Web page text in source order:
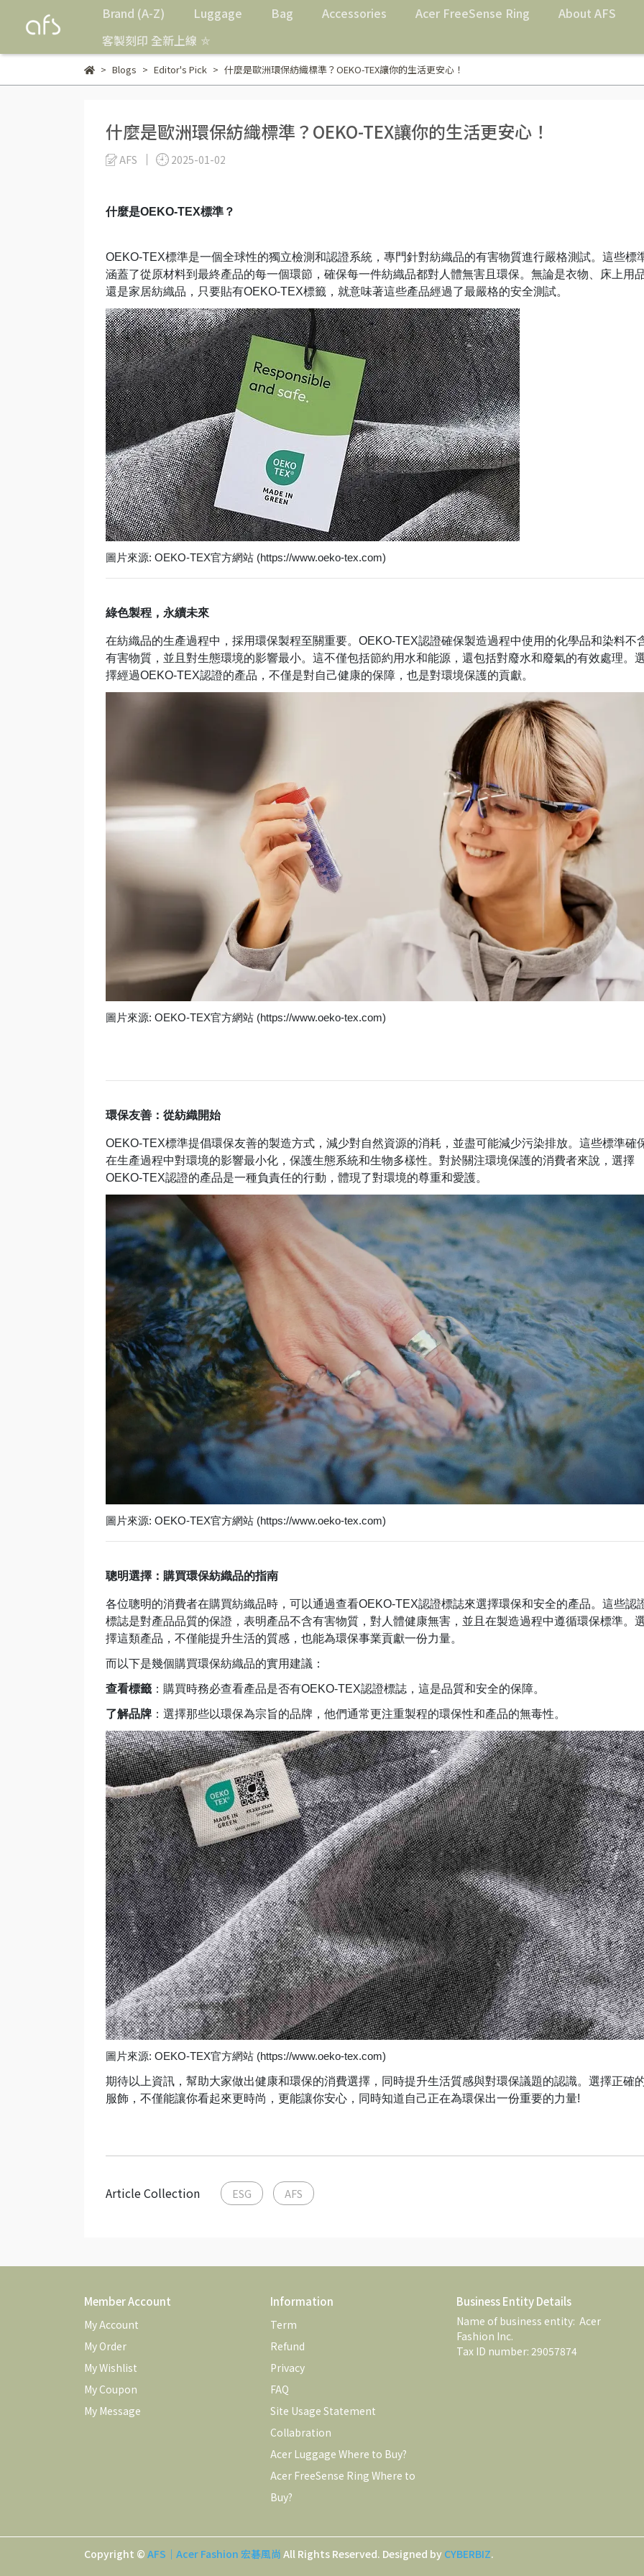
Brand (A-Z) Luggage Bag Accessories Acer FreeSense Ring
About AFS
客製刻印 全新上線 ⛤
Blogs Editor's Pick 什麼是歐洲環保紡織標準？OEKO-TEX讓你的生活更安心！
什麼是歐洲環保紡織標準？OEKO-TEX讓你的生活更安心！
AFS 2025-01-02
什麼是OEKO-TEX標準？
OEKO-TEX標準是一個全球性的獨立檢測和認證系統，專門針對紡織品的有害物質進行嚴格測試。這些標
涵蓋了從原材料到最終產品的每一個環節，確保每一件紡織品都對人體無害且環保。無論是衣物、床上用
還是家居紡織品，只要貼有OEKO-TEX標籤，就意味著這些產品經過了最嚴格的安全測試。
圖片來源: OEKO-TEX官方網站 (https://www.oeko-tex.com)
綠色製程，永續未來
在紡織品的生產過程中，採用環保製程至關重要。OEKO-TEX認證確保製造過程中使用的化學品和染料不
有害物質，並且對生態環境的影響最小。這不僅包括節約用水和能源，還包括對廢水和廢氣的有效處理。
擇經過OEKO-TEX認證的產品，不僅是對自己健康的保障，也是對環境保護的貢獻。
圖片來源: OEKO-TEX官方網站 (https://www.oeko-tex.com)
環保友善：從紡織開始
OEKO-TEX標準提倡環保友善的製造方式，減少對自然資源的消耗，並盡可能減少污染排放。這些標準確
在生產過程中對環境的影響最小化，保護生態系統和生物多樣性。對於關注環境保護的消費者來說，選擇
OEKO-TEX認證的產品是一種負責任的行動，體現了對環境的尊重和愛護。
圖片來源: OEKO-TEX官方網站 (https://www.oeko-tex.com)
聰明選擇：購買環保紡織品的指南
各位聰明的消費者在購買紡織品時，可以通過查看OEKO-TEX認證標誌來選擇環保和安全的產品。這些認
標誌是對產品品質的保證，表明產品不含有害物質，對人體健康無害，並且在製造過程中遵循環保標準。
擇這類產品，不僅能提升生活的質感，也能為環保事業貢獻一份力量。
而以下是幾個購買環保紡織品的實用建議：
查看標籤 ：購買時務必查看產品是否有OEKO-TEX認證標誌，這是品質和安全的保障。
了解品牌 ：選擇那些以環保為宗旨的品牌，他們通常更注重製程的環保性和產品的無毒性。
圖片來源: OEKO-TEX官方網站 (https://www.oeko-tex.com)
期待以上資訊，幫助大家做出健康和環保的消費選擇，同時提升生活質感與對環保議題的認識。選擇正確
服飾，不僅能讓你看起來更時尚，更能讓你安心，同時知道自己正在為環保出一份重要的力量!
Article Collection ESG AFS
Member Account
My Account
My Order
My Wishlist
My Coupon
My Message
Information
Term
Refund
Privacy
FAQ
Site Usage Statement
Collabration
Acer Luggage Where to Buy?
Acer FreeSense Ring Where to
Buy?
Business Entity Details
Name of business entity:  Acer
Fashion Inc.
Tax ID number: 29057874
Copyright © AFS｜Acer Fashion 宏碁風尚 All Rights Reserved. Designed by CYBERBIZ.